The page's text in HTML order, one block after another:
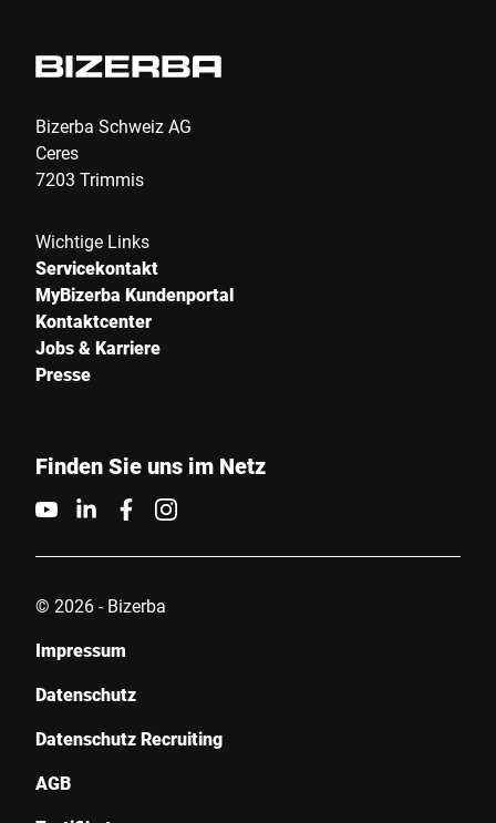
Bizerba Schweiz AG
Ceres
7203 Trimmis
Wichtige Links
Servicekontakt
MyBizerba Kundenportal
Kontaktcenter
Jobs & Karriere
Presse
Finden Sie uns im Netz
© 2026 - Bizerba
Impressum
Datenschutz
Datenschutz Recruiting
AGB